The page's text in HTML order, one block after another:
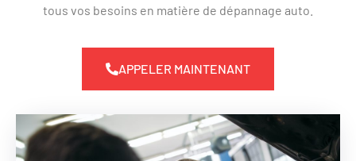
tous vos besoins en matière de dépannage auto.
APPELER MAINTENANT